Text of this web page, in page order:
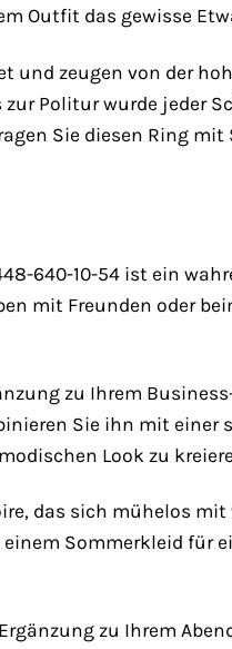
Outfit das gewisse
und zeugen von der
Politur wurde
Sie diesen Ring
640-10-54 ist ein
mit Freunden oder
zu Ihrem
Sie ihn mit
Look zu
das sich mühelos
Sommerkleid für
zu Ihrem